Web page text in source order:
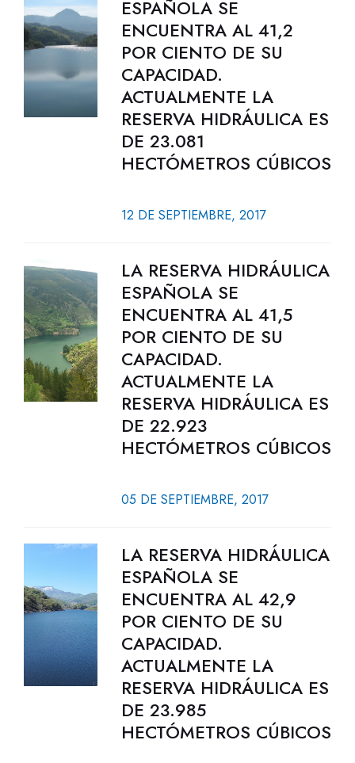
ESPAÑOLA SE
ENCUENTRA AL 41,2
POR CIENTO DE SU
CAPACIDAD.
ACTUALMENTE LA
RESERVA HIDRÁULICA ES
DE 23.081
HECTÓMETROS CÚBICOS
12 DE SEPTIEMBRE, 2017
LA RESERVA HIDRÁULICA
ESPAÑOLA SE
ENCUENTRA AL 41,5
POR CIENTO DE SU
CAPACIDAD.
ACTUALMENTE LA
RESERVA HIDRÁULICA ES
DE 22.923
HECTÓMETROS CÚBICOS
05 DE SEPTIEMBRE, 2017
LA RESERVA HIDRÁULICA
ESPAÑOLA SE
ENCUENTRA AL 42,9
POR CIENTO DE SU
CAPACIDAD.
ACTUALMENTE LA
RESERVA HIDRÁULICA ES
DE 23.985
HECTÓMETROS CÚBICOS